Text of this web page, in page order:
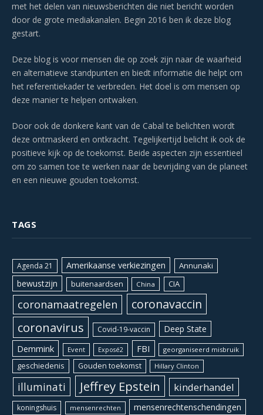
met het delen van nieuwsberichten die niet bericht worden
door de grote mediakanalen. Begin 2016 ben ik deze blog
gestart.
Deze blog is voor mensen die op zoek zijn naar de waarheid
en alternatieve standpunten en biedt informatie die helpt om
het referentiekader te verbreden. Het doel is om mensen op
deze manier te helpen ontwaken.
Door ook de donkere kant van de Cabal te belichten wordt
deze ontmaskerd en ontkracht. Tegelijkertijd belicht ik ook de
positieve kijk op de toekomst. Beide aspecten zijn essentieel
om zo samen toe te werken naar de bevrijding van de planeet
en een nieuwe gouden toekomst.
TAGS
Agenda 21 Amerikaanse verkiezingen Annunaki
bewustzijn buitenaardsen China CIA
coronamaatregelen coronavaccin
coronavirus Covid-19-vaccin Deep State
Demmink Event Exposé2 FBI georganiseerd misbruik
geschiedenis Gouden toekomst Hillary Clinton
illuminati Jeffrey Epstein kinderhandel
koningshuis mensenrechten mensenrechtenschendingen